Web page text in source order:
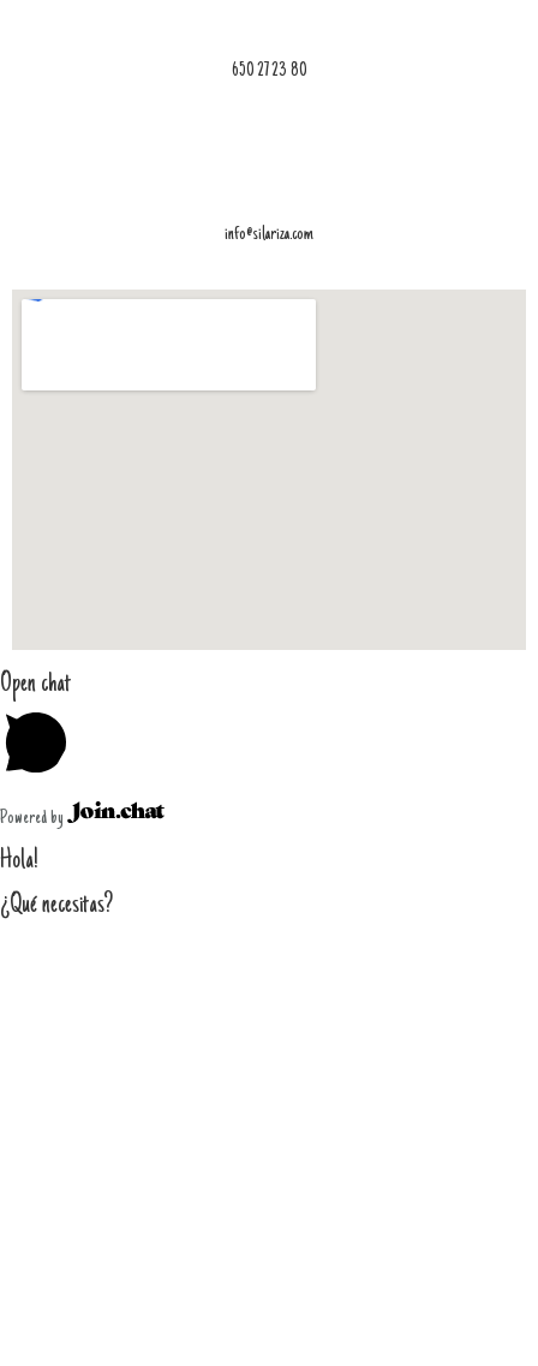
650 27 23 80
info@silariza.com
Open chat
Powered by
Hola!
¿Qué necesitas?